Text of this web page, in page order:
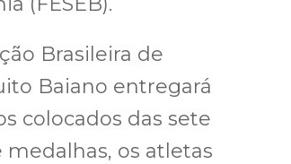
Brasileira de
Baiano entregará
colocados das sete
os atletas